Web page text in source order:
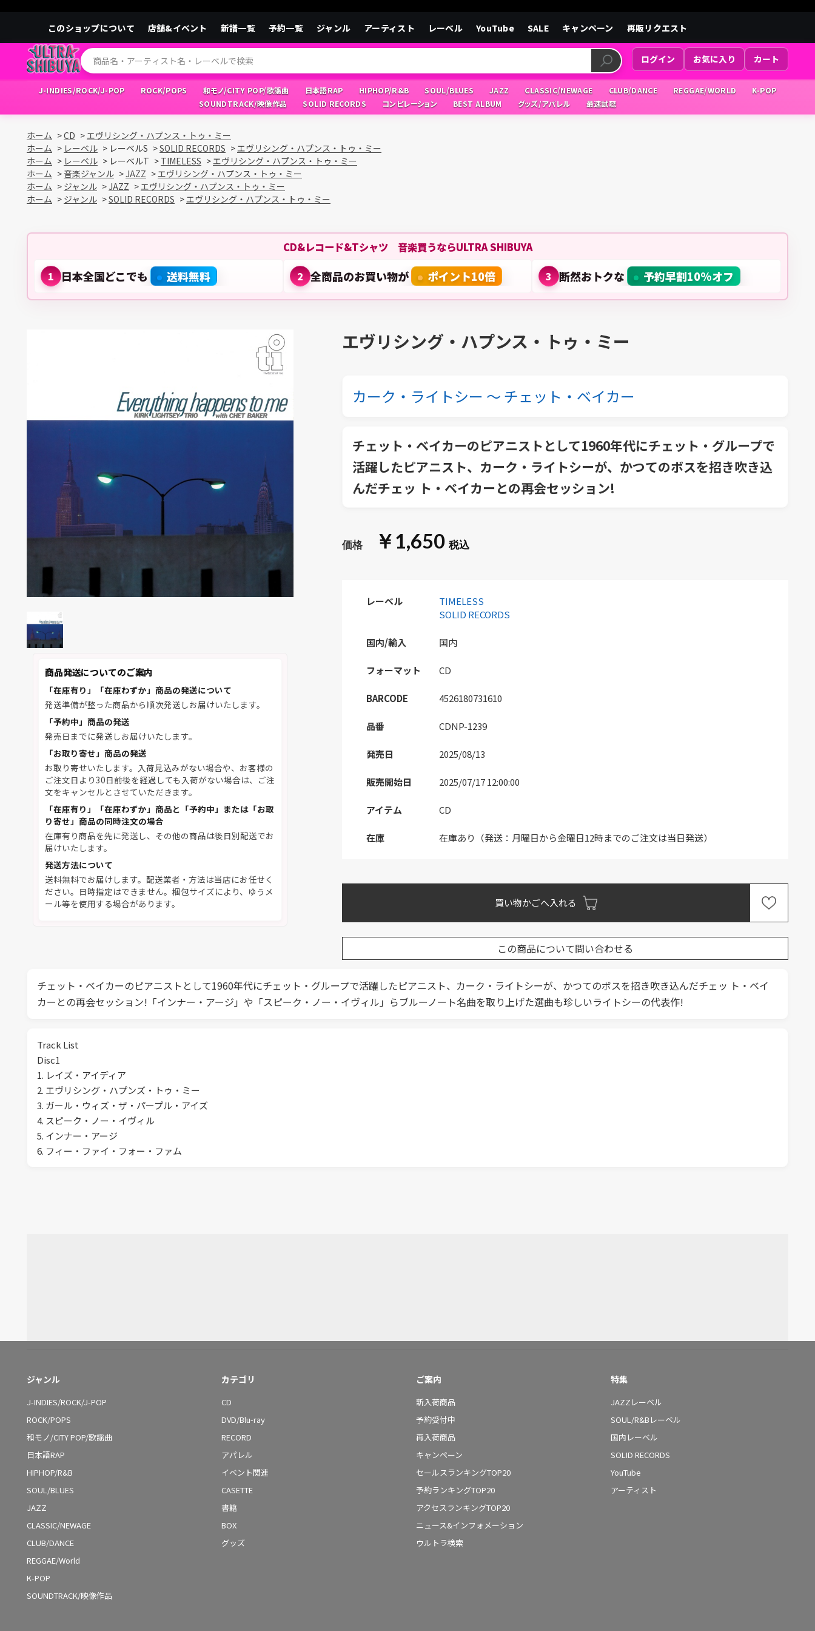
このショップについて 店舗&イベント 新譜一覧 予約一覧 ジャンル アーティスト レーベル YouTube SALE キャンペーン 再販リクエスト
ログイン お気に入り カート
J-INDIES/ROCK/J-POP ROCK/POPS 和モノ/CITY POP/歌謡曲 日本語RAP HIPHOP/R&B SOUL/BLUES JAZZ CLASSIC/NEWAGE CLUB/DANCE REGGAE/WORLD
K-POP
SOUNDTRACK/映像作品
SOLID RECORDS コンピレーション BEST ALBUM グッズ/アパレル 最速試聴
ホーム >CD >エヴリシング・ハプンス・トゥ・ミー
ホーム > レーベル > レーベルS >SOLID RECORDS >エヴリシング・ハプンス・トゥ・ミー
ホーム > レーベル > レーベルT > TIMELESS >エヴリシング・ハプンス・トゥ・ミー
ホーム >音楽ジャンル >JAZZ >エヴリシング・ハプンス・トゥ・ミー
ホーム > ジャンル >JAZZ >エヴリシング・ハプンス・トゥ・ミー
ホーム > ジャンル >SOLID RECORDS >エヴリシング・ハプンス・トゥ・ミー
CD&レコード&Tシャツ 音楽買うならULTRA SHIBUYA
1 日本全国どこでも 送料無料 2 全商品のお買い物が ポイント10倍 3 断然おトクな 予約早割10%オフ
商品発送についてのご案内
「在庫有り」「在庫わずか」商品の発送について
発送準備が整った商品から順次発送しお届けいたします。
「予約中」商品の発送
発売日までに発送しお届けいたします。
「お取り寄せ」商品の発送
お取り寄せいたします。入荷見込みがない場合や、お客様の
ご注文日より30日前後を経過しても入荷がない場合は、ご注
文をキャンセルとさせていただきます。
「在庫有り」「在庫わずか」商品と「予約中」または「お取
り寄せ」商品の同時注文の場合
在庫有り商品を先に発送し、その他の商品は後日別配送でお
届けいたします。
発送方法について
送料無料でお届けします。配送業者・方法は当店にお任せく
ださい。日時指定はできません。梱包サイズにより、ゆうメ
ール等を使用する場合があります。
エヴリシング・ハプンス・トゥ・ミー
カーク・ライトシー ～ チェット・ベイカー
チェット・ベイカーのピアニストとして1960年代にチェット・グループで
活躍したピアニスト、カーク・ライトシーが、かつてのボスを招き吹き込
んだチェッ ト・ベイカーとの再会セッション!
￥1,650
レーベル
TIMELESS
SOLID RECORDS
国内/輸入 国内
フォーマット CD
BARCODE 4526180731610
品番 CDNP-1239
発売日 2025/08/13
販売開始日 2025/07/17 12:00:00
アイテム CD
在庫 在庫あり（発送：月曜日から金曜日12時までのご注文は当日発送）
買い物かごへ入れる
この商品について問い合わせる
チェット・ベイカーのピアニストとして1960年代にチェット・グループで活躍したピアニスト、カーク・ライトシーが、かつてのボスを招き吹き込んだチェッ ト・ベイ
カーとの再会セッション!「インナー・アージ」や「スピーク・ノー・イヴィル」らブルーノート名曲を取り上げた選曲も珍しいライトシーの代表作!
Track List
Disc1
1. レイズ・アイディア
2. エヴリシング・ハプンズ・トゥ・ミー
3. ガール・ウィズ・ザ・パープル・アイズ
4. スピーク・ノー・イヴィル
5. インナー・アージ
6. フィー・ファイ・フォー・ファム
ジャンル
J-INDIES/ROCK/J-POP
ROCK/POPS
和モノ/CITY POP/歌謡曲
日本語RAP
HIPHOP/R&B
SOUL/BLUES
JAZZ
CLASSIC/NEWAGE
CLUB/DANCE
REGGAE/World
K-POP
SOUNDTRACK/映像作品
カテゴリ
CD
DVD/Blu-ray
RECORD
アパレル
イベント関連
CASETTE
書籍
BOX
グッズ
ご案内
新入荷商品
予約受付中
再入荷商品
キャンペーン
セールスランキングTOP20
予約ランキングTOP20
アクセスランキングTOP20
ニュース&インフォメーション
ウルトラ検索
特集
JAZZレーベル
SOUL/R&Bレーベル
国内レーベル
SOLID RECORDS
YouTube
アーティスト